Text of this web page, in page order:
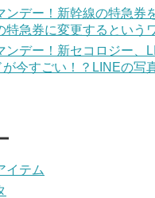
ンデー！新幹線の特急券
特急券に変更するという
ンデー！新セコロジー、
が今すごい！？LINEの写
イテム